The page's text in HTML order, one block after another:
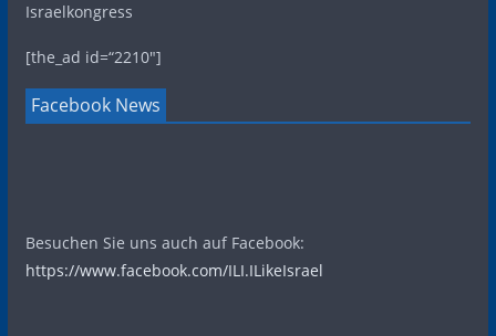
Israelkongress
[the_ad id=“2210″]
Facebook News
Besuchen Sie uns auch auf Facebook:
https://www.facebook.com/ILI.ILikeIsrael